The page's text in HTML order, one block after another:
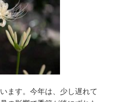
ます。今年は、少し遅れて